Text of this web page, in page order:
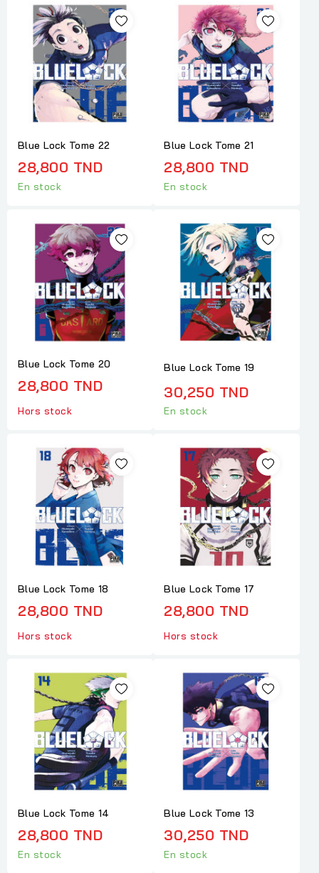
Blue Lock Tome 22
28,800 TND
En stock
Blue Lock Tome 21
28,800 TND
En stock
Blue Lock Tome 20
28,800 TND
Hors stock
Blue Lock Tome 19
30,250 TND
En stock
Blue Lock Tome 18
28,800 TND
Hors stock
Blue Lock Tome 17
28,800 TND
Hors stock
Blue Lock Tome 14
28,800 TND
En stock
Blue Lock Tome 13
30,250 TND
En stock